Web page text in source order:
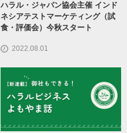
ハラル・ジャパン協会主催 インド
ネシアテストマーケティング（試
食・評価会）今秋スタート
2022.08.01